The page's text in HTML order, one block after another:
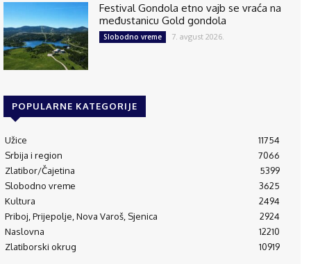
Festival Gondola etno vajb se vraća na
međustanicu Gold gondola
Slobodno vreme 7. avgust 2026.
POPULARNE KATEGORIJE
Užice
11754
Srbija i region
7066
Zlatibor/Čajetina
5399
Slobodno vreme
3625
Kultura
2494
Priboj, Prijepolje, Nova Varoš, Sjenica
2924
Naslovna
12210
Zlatiborski okrug
10919